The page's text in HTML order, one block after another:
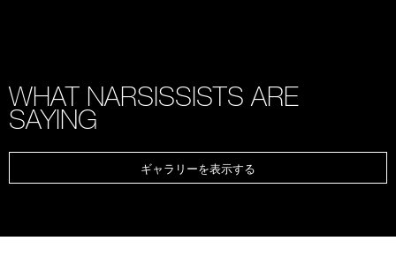
WHAT NARSISSISTS ARE
SAYING
ギャラリーを表示する